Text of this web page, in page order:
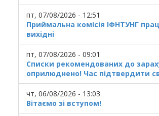
пт, 07/08/2026 - 12:51
Приймальна комісія ІФНТУНГ
вихідні
пт, 07/08/2026 - 09:01
Списки рекомендованих до
оприлюднено! Час підтвердити
чт, 06/08/2026 - 13:03
Вітаємо зі вступом!